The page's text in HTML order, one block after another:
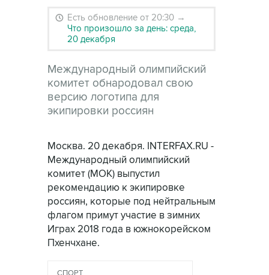
Есть обновление от 20:30 →
Что произошло за день: среда,
20 декабря
Международный олимпийский
комитет обнародовал свою
версию логотипа для
экипировки россиян
Москва. 20 декабря. INTERFAX.RU -
Международный олимпийский
комитет (МОК) выпустил
рекомендацию к экипировке
россиян, которые под нейтральным
флагом примут участие в зимних
Играх 2018 года в южнокорейском
Пхенчхане.